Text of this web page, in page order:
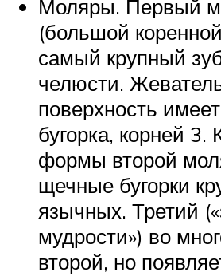
Моляры. Первый
(большой
самый крупный
челюсти.
поверхность
бугорка, корней 3.
формы второй
щечные бугорки
язычных. Третий
мудрости») во
второй, но